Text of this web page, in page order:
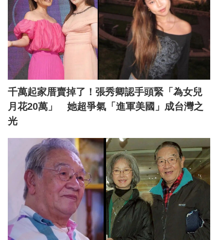
千萬起家厝賣掉了！張秀卿認手頭緊「為女兒
月花20萬」 她超爭氣「進軍美國」成台灣之
光